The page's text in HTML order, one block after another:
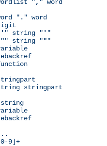
"
, " word
" . " word
' " string " ' "
"" string """
stringpart
9]+